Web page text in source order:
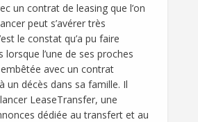
un contrat de leasing que l’on
peut s’avérer très
le constat qu’a pu faire
lorsque l’une de ses proches
avec un contrat
un décès dans sa famille. Il
LeaseTransfer, une
dédiée au transfert et au